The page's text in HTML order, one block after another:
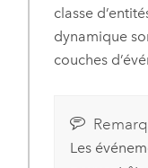
classe
dynamique
couches
Les